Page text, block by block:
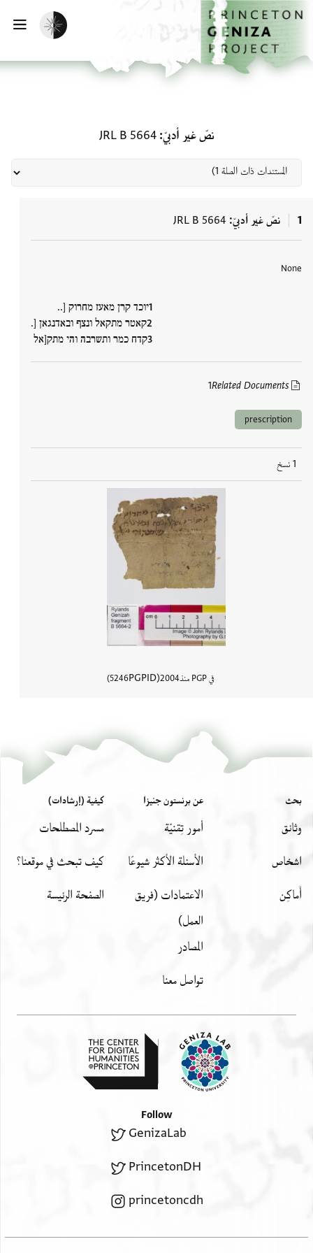
تخطي إلى المحتوى الرئيسي
الصفحة الرئيسية
تفعيل الوضع المظلم
نصّ غير أدبيّ JRL B 5664
1 نصّ غير أدبيّ JRL B 5664
None
יוכד קרן מאעז מחרוק [..
קאטר מתקאל ונצף ובאדנגאן [.
קדח כמר ותשרבה והי מתק[אל
Related Documents
1
prescription
1 نسخ
في PGP منذ 2004
PGPID
5246
بحث
وثائق
اشخاص
أَماكِن
عن برنستون جنيزا
أمور تِقنيّة
الأسئلة الأكثر شيوعًا
الاعتمادات (فريق
العمل)
المصادر
تواصل معنا
كيفية (إرشادات)
مسرد المصطلحات
كيف تبحث في موقعنا؟
الصفحة الرئيسة
Follow
GenizaLab
PrincetonDH
princetoncdh